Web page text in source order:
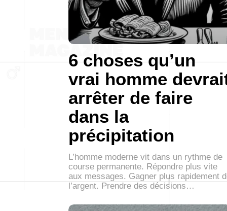
6 choses qu’un
vrai homme
arrêter de faire
dans la
précipitation
L’homme moderne vit dans un rythme de
course permanente. Répondre plus vite
aux messages. Gagner plus rapidement
l’argent. Prendre des décisions…